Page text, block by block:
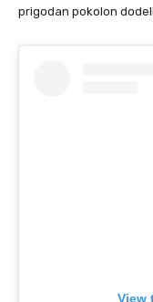
prigodan pokolon
View